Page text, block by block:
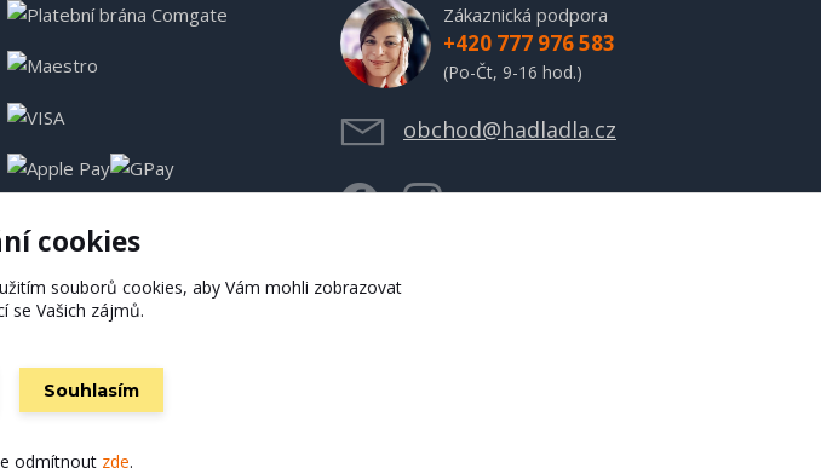
Zákaznická podpora
+420 777 976 583
(Po-Čt, 9-16 hod.)
obchod@hadladla.cz
cookies
souborů cookies, aby Vám mohli zobrazovat
se Vašich zájmů.
Souhlasím
odmítnout zde.